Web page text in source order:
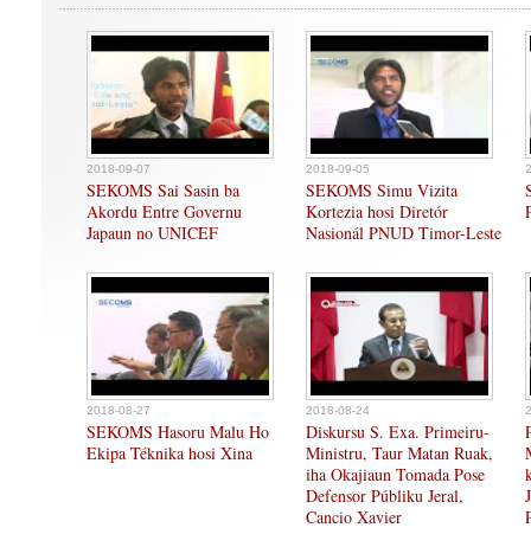
2018-09-07
SEKOMS Sai Sasin ba
Akordu Entre Governu
Japaun no UNICEF
2018-09-05
SEKOMS Simu Vizita
Kortezia hosi Diretór
Nasionál PNUD Timor-Leste
2018-08-27
SEKOMS Hasoru Malu Ho
Ekipa Téknika hosi Xina
2018-08-24
Diskursu S. Exa. Primeiru-
Ministru, Taur Matan Ruak,
iha Okajiaun Tomada Pose
Defensor Públiku Jeral,
Cancio Xavier